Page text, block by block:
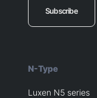
Subscribe
N-Type
Luxen N5 series